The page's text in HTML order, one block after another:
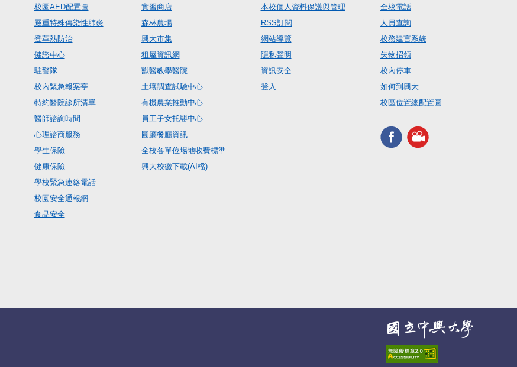
校園AED配置圖
嚴重特殊傳染性肺炎
登革熱防治
健諮中心
駐警隊
校內緊急報案亭
特約醫院診所清單
醫師諮詢時間
心理諮商服務
學生保險
健康保險
學校緊急連絡電話
校園安全通報網
食品安全
實習商店
森林農場
興大市集
租屋資訊網
獸醫教學醫院
土壤調查試驗中心
有機農業推動中心
員工子女托嬰中心
圓廳餐廳資訊
全校各單位場地收費標準
興大校徽下載(AI檔)
本校個人資料保護與管理
RSS訂閱
網站導覽
隱私聲明
資訊安全
登入
全校電話
人員查詢
校務建言系統
失物招領
校內停車
如何到興大
校區位置總配置圖